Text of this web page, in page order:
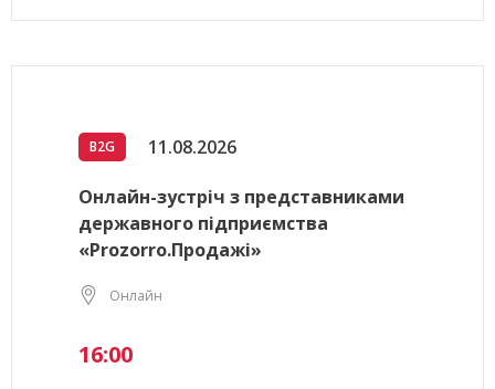
B2G 11.08.2026
Онлайн-зустріч з представниками
державного підприємства
«Prozorro.Продажі»
Онлайн
16:00